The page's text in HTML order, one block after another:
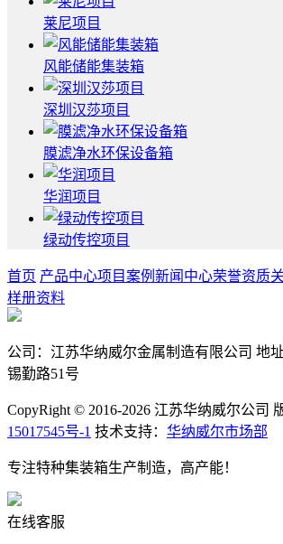
莱尼项目
风能储能集装箱
深圳汉莎项目
膜滤净水环保设备箱
华润项目
绿动传控项目
首页 产品中心项目案例 新闻中心荣誉资质
样册资料
公司：江苏华纳威尔金属制造有限公司 地
锡勤路51号
CopyRight © 2016-2026 江苏华纳威尔公司
15017545号-1 技术支持： 华纳威尔市场部
专注特种集装箱生产制造，高产能！
在线客服